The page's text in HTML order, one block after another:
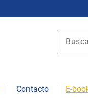
Buscar
Contacto E-